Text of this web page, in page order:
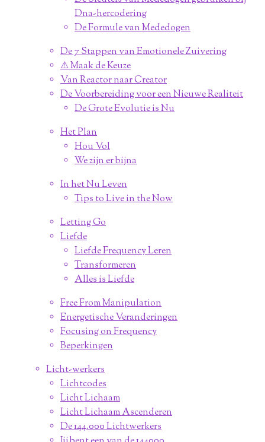
Dna-hercodering
De Formule van Mededogen
De 7 Stappen van Emotionele Zuivering
⚠︎ Maak de Keuze
Van Reactor naar Creator
De Voorbereiding voor een Nieuwe Realiteit
De Grote Evolutie is Nu
Het Plan
Hou Vol
We zijn er bijna
In het Nu Leven
Tips to Live in the Now
Letting Go
Liefde
Liefde Frequency Leren
Transformeren
Alles is Liefde
Free From Manipulation
Energetische Veranderingen
Focusing on Frequency
Beperkingen
Licht-werkers
Lichtcodes
Licht Lichaam
Licht Lichaam Ascenderen
De 144.000 Lichtwerkers